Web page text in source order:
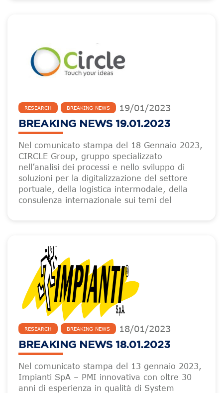
RESEARCH BREAKING NEWS 19/01/2023
BREAKING NEWS 19.01.2023
Nel comunicato stampa del 18 Gennaio 2023,
CIRCLE Group, gruppo specializzato
nell’analisi dei processi e nello sviluppo di
soluzioni per la digitalizzazione del settore
portuale, della logistica intermodale, della
consulenza internazionale sui temi del
RESEARCH BREAKING NEWS 18/01/2023
BREAKING NEWS 18.01.2023
Nel comunicato stampa del 13 gennaio 2023,
Impianti SpA – PMI innovativa con oltre 30
anni di esperienza in qualità di System